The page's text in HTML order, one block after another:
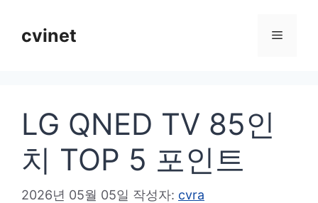
cvinet 메
LG QNED TV 85인
치 TOP 5 포인트
2026년 05월 05일 작성자: cvra